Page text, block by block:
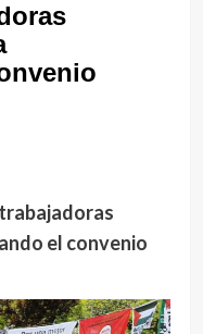
el convenio